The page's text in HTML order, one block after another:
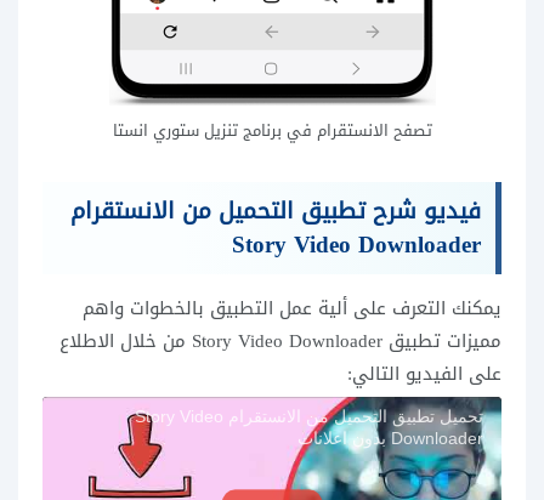
تصفح الانستقرام في برنامج تنزيل ستوري انستا
فيديو شرح تطبيق التحميل من الانستقرام
Story Video Downloader
يمكنك التعرف على ألية عمل التطبيق بالخطوات واهم
مميزات تطبيق Story Video Downloader من خلال الاطلاع
على الفيديو التالي:
تحميل تطبيق التحميل من الانستقرام Story Video
Downloader بدون اعلانات